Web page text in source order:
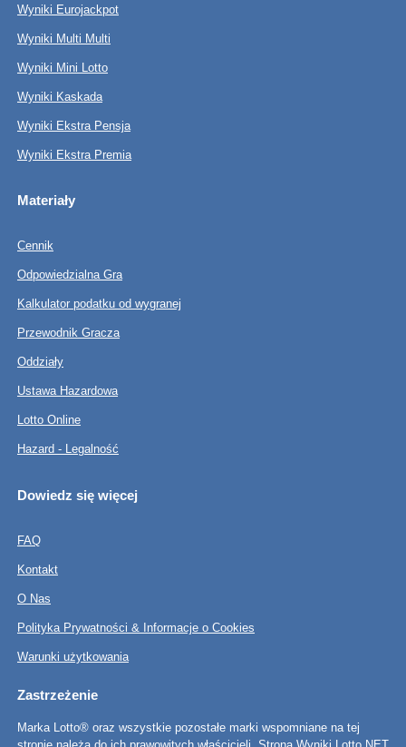
Wyniki Eurojackpot
Wyniki Multi Multi
Wyniki Mini Lotto
Wyniki Kaskada
Wyniki Ekstra Pensja
Wyniki Ekstra Premia
Materiały
Cennik
Odpowiedzialna Gra
Kalkulator podatku od wygranej
Przewodnik Gracza
Oddziały
Ustawa Hazardowa
Lotto Online
Hazard - Legalność
Dowiedz się więcej
FAQ
Kontakt
O Nas
Polityka Prywatności & Informacje o Cookies
Warunki użytkowania
Zastrzeżenie
Marka Lotto® oraz wszystkie pozostałe marki wspomniane na tej